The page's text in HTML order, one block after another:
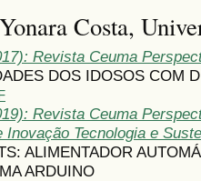
Costa,
Revista Ceuma
DOS IDOSOS COM
Revista Ceuma
Inovação Tecnologia e
ALIMENTADOR
ARDUINO